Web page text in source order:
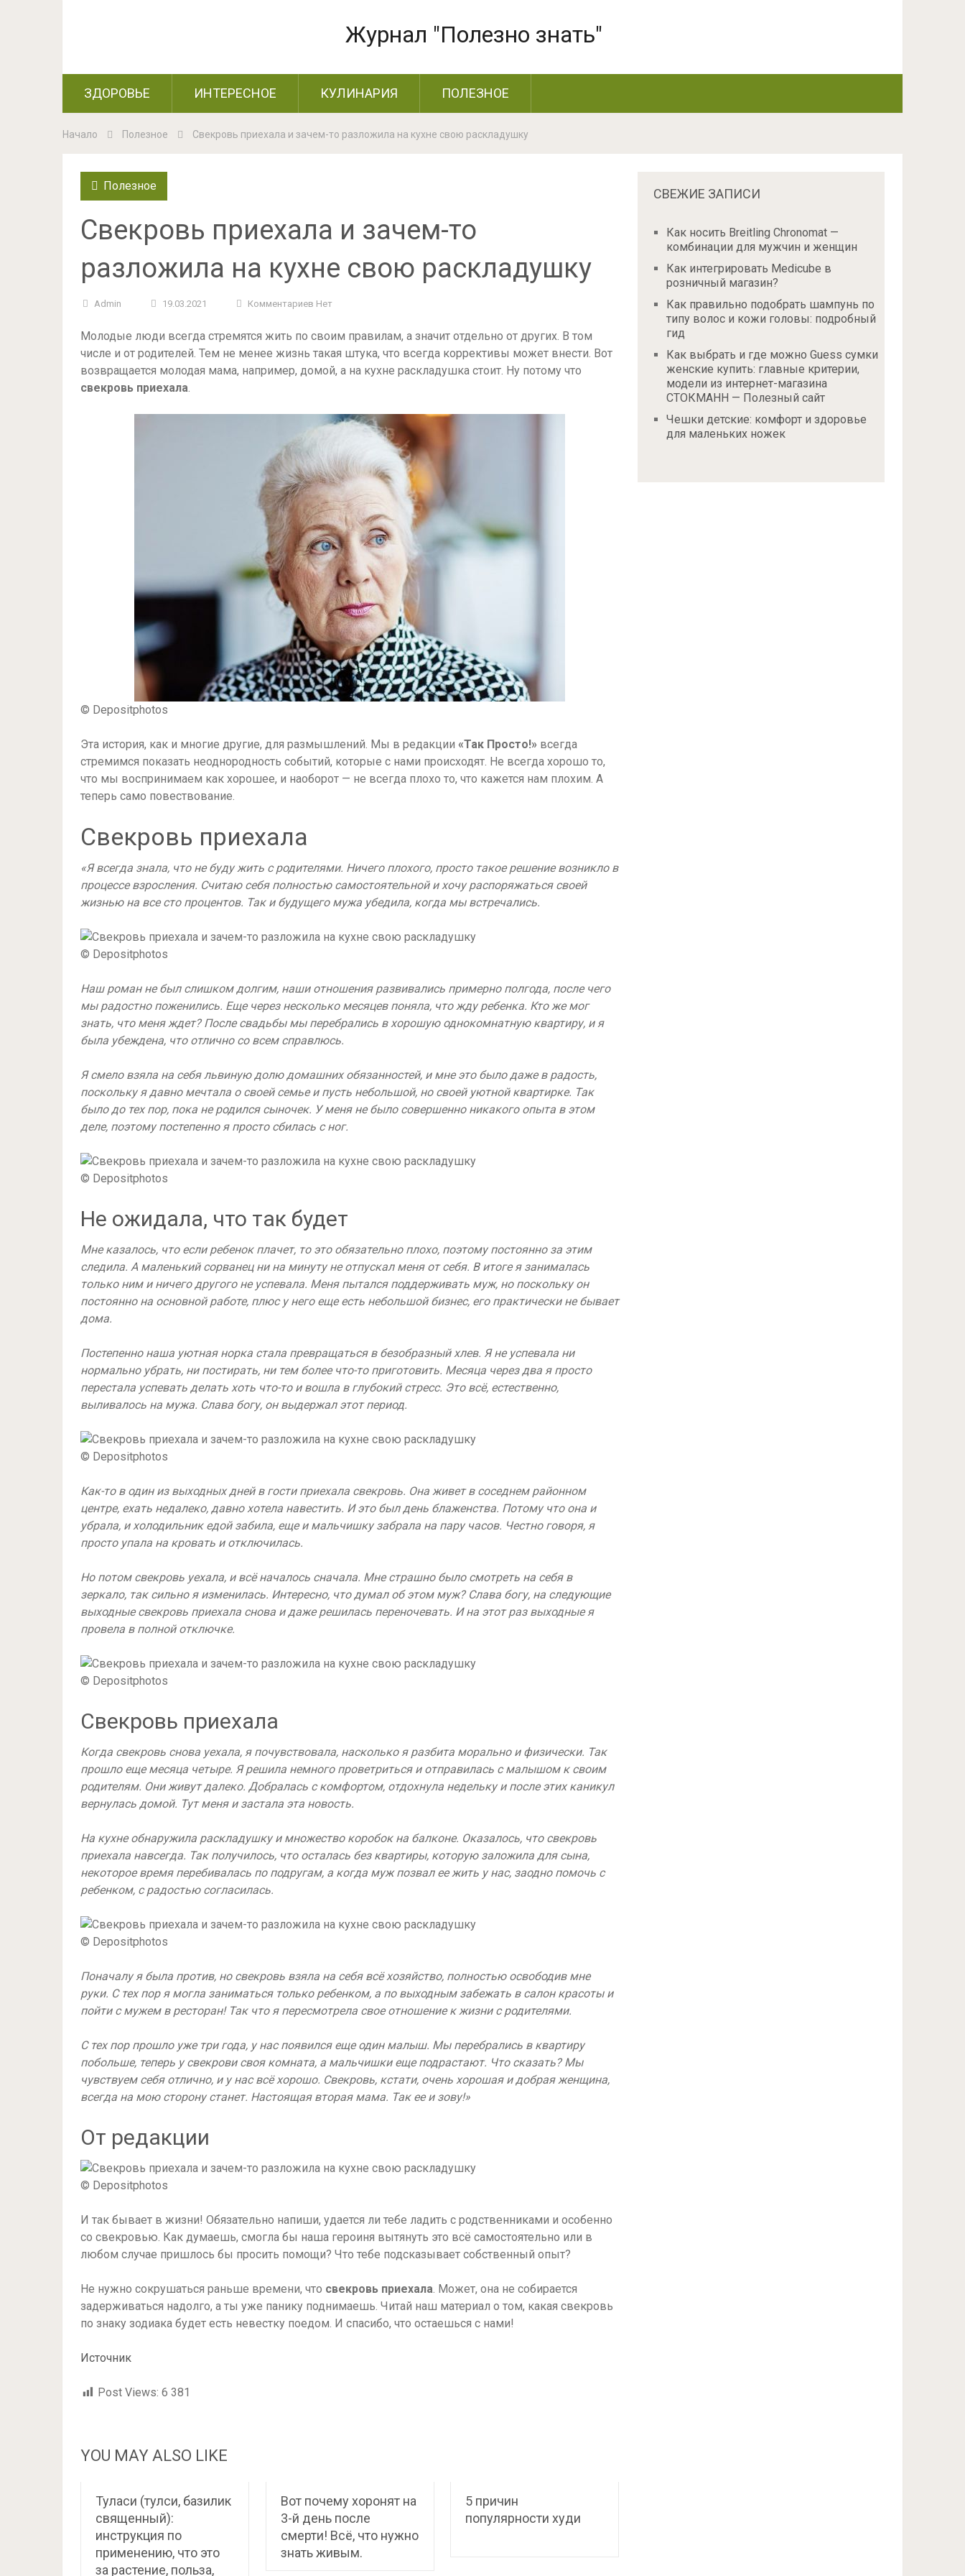
Журнал "Полезно знать"
ЗДОРОВЬЕ ИНТЕРЕСНОЕ КУЛИНАРИЯ ПОЛЕЗНОЕ
Начало Полезное Свекровь приехала и зачем-то разложила на кухне свою раскладушку
Полезное
Свекровь приехала и зачем-то
разложила на кухне свою раскладушку
Admin 19.03.2021 Комментариев Нет
Молодые люди всегда стремятся жить по своим правилам, а значит отдельно от других. В том
числе и от родителей. Тем не менее жизнь такая штука, что всегда коррективы может внести. Вот
возвращается молодая мама, например, домой, а на кухне раскладушка стоит. Ну потому что
свекровь приехала.
© Depositphotos
Эта история, как и многие другие, для размышлений. Мы в редакции «Так Просто!» всегда
стремимся показать неоднородность событий, которые с нами происходят. Не всегда хорошо то,
что мы воспринимаем как хорошее, и наоборот — не всегда плохо то, что кажется нам плохим. А
теперь само повествование.
Свекровь приехала
«Я всегда знала, что не буду жить с родителями. Ничего плохого, просто такое решение возникло в
процессе взросления. Считаю себя полностью самостоятельной и хочу распоряжаться своей
жизнью на все сто процентов. Так и будущего мужа убедила, когда мы встречались.
© Depositphotos
Наш роман не был слишком долгим, наши отношения развивались примерно полгода, после чего
мы радостно поженились. Еще через несколько месяцев поняла, что жду ребенка. Кто же мог
знать, что меня ждет? После свадьбы мы перебрались в хорошую однокомнатную квартиру, и я
была убеждена, что отлично со всем справлюсь.
Я смело взяла на себя львиную долю домашних обязанностей, и мне это было даже в радость,
поскольку я давно мечтала о своей семье и пусть небольшой, но своей уютной квартирке. Так
было до тех пор, пока не родился сыночек. У меня не было совершенно никакого опыта в этом
деле, поэтому постепенно я просто сбилась с ног.
© Depositphotos
Не ожидала, что так будет
Мне казалось, что если ребенок плачет, то это обязательно плохо, поэтому постоянно за этим
следила. А маленький сорванец ни на минуту не отпускал меня от себя. В итоге я занималась
только ним и ничего другого не успевала. Меня пытался поддерживать муж, но поскольку он
постоянно на основной работе, плюс у него еще есть небольшой бизнес, его практически не бывает
дома.
Постепенно наша уютная норка стала превращаться в безобразный хлев. Я не успевала ни
нормально убрать, ни постирать, ни тем более что-то приготовить. Месяца через два я просто
перестала успевать делать хоть что-то и вошла в глубокий стресс. Это всё, естественно,
выливалось на мужа. Слава богу, он выдержал этот период.
© Depositphotos
Как-то в один из выходных дней в гости приехала свекровь. Она живет в соседнем районном
центре, ехать недалеко, давно хотела навестить. И это был день блаженства. Потому что она и
убрала, и холодильник едой забила, еще и мальчишку забрала на пару часов. Честно говоря, я
просто упала на кровать и отключилась.
Но потом свекровь уехала, и всё началось сначала. Мне страшно было смотреть на себя в
зеркало, так сильно я изменилась. Интересно, что думал об этом муж? Слава богу, на следующие
выходные свекровь приехала снова и даже решилась переночевать. И на этот раз выходные я
провела в полной отключке.
© Depositphotos
Свекровь приехала
Когда свекровь снова уехала, я почувствовала, насколько я разбита морально и физически. Так
прошло еще месяца четыре. Я решила немного проветриться и отправилась с малышом к своим
родителям. Они живут далеко. Добралась с комфортом, отдохнула недельку и после этих каникул
вернулась домой. Тут меня и застала эта новость.
На кухне обнаружила раскладушку и множество коробок на балконе. Оказалось, что свекровь
приехала навсегда. Так получилось, что осталась без квартиры, которую заложила для сына,
некоторое время перебивалась по подругам, а когда муж позвал ее жить у нас, заодно помочь с
ребенком, с радостью согласилась.
© Depositphotos
Поначалу я была против, но свекровь взяла на себя всё хозяйство, полностью освободив мне
руки. С тех пор я могла заниматься только ребенком, а по выходным забежать в салон красоты и
пойти с мужем в ресторан! Так что я пересмотрела свое отношение к жизни с родителями.
С тех пор прошло уже три года, у нас появился еще один малыш. Мы перебрались в квартиру
побольше, теперь у свекрови своя комната, а мальчишки еще подрастают. Что сказать? Мы
чувствуем себя отлично, и у нас всё хорошо. Свекровь, кстати, очень хорошая и добрая женщина,
всегда на мою сторону станет. Настоящая вторая мама. Так ее и зову!»
От редакции
© Depositphotos
И так бывает в жизни! Обязательно напиши, удается ли тебе ладить с родственниками и особенно
со свекровью. Как думаешь, смогла бы наша героиня вытянуть это всё самостоятельно или в
любом случае пришлось бы просить помощи? Что тебе подсказывает собственный опыт?
Не нужно сокрушаться раньше времени, что свекровь приехала. Может, она не собирается
задерживаться надолго, а ты уже панику поднимаешь. Читай наш материал о том, какая свекровь
по знаку зодиака будет есть невестку поедом. И спасибо, что остаешься с нами!
Источник
Post Views: 6 381
YOU MAY ALSO LIKE
Туласи (тулси, базилик
священный):
инструкция по
применению, что это
за растение, польза,
Вот почему хоронят на
3-й день после
смерти! Всё, что нужно
знать живым.
5 причин
популярности худи
СВЕЖИЕ ЗАПИСИ
Как носить Breitling Chronomat —
комбинации для мужчин и женщин
Как интегрировать Medicube в
розничный магазин?
Как правильно подобрать шампунь по
типу волос и кожи головы: подробный
гид
Как выбрать и где можно Guess сумки
женские купить: главные критерии,
модели из интернет-магазина
СТОКМАНН — Полезный сайт
Чешки детские: комфорт и здоровье
для маленьких ножек